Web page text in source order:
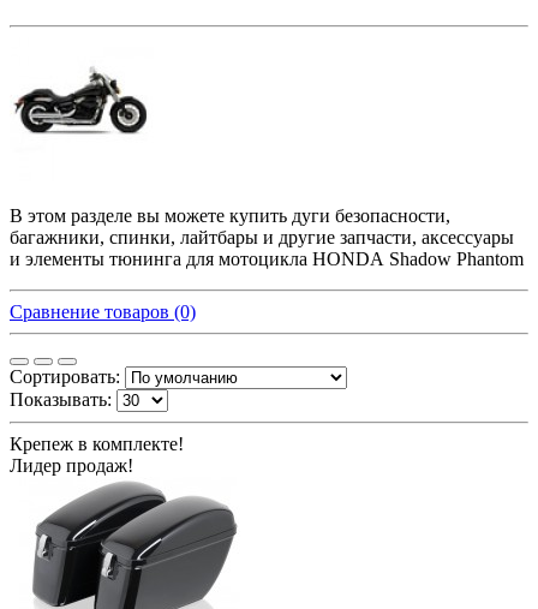
В этом разделе вы можете купить дуги безопасности,
багажники, спинки, лайтбары и другие запчасти, аксессуары
и элементы тюнинга для мотоцикла HONDA Shadow Phantom
Сравнение товаров (0)
Сортировать:
Показывать:
Крепеж в комплекте!
Лидер продаж!